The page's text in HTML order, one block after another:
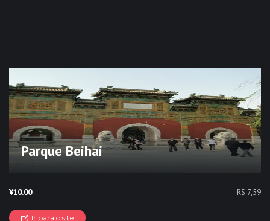
Parque Beihai
¥10.00 R$ 7,59
Ir para o site